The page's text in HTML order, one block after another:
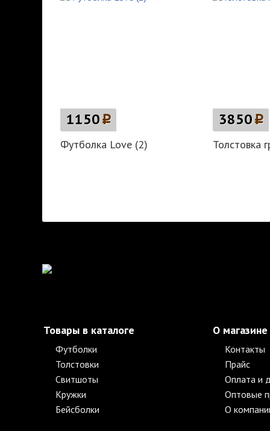
1150p
Футболка Love (2)
3850p
Толстовка
Товары в каталоге
Футболки
Толстовки
Свитшоты
Кружки
Бейсболки
О магазине
Контакты
Прайс
Оплата и
Оптовые
О